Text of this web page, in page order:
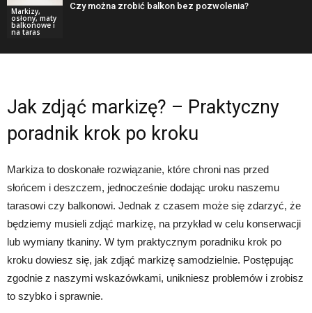
Markizy,
osłony, maty
balkonowe i
na taras
Czy można zrobić balkon bez pozwolenia?
Jak zdjąć markizę? – Praktyczny
poradnik krok po kroku
Markiza to doskonałe rozwiązanie, które chroni nas przed
słońcem i deszczem, jednocześnie dodając uroku naszemu
tarasowi czy balkonowi. Jednak z czasem może się zdarzyć, że
będziemy musieli zdjąć markizę, na przykład w celu konserwacji
lub wymiany tkaniny. W tym praktycznym poradniku krok po
kroku dowiesz się, jak zdjąć markizę samodzielnie. Postępując
zgodnie z naszymi wskazówkami, unikniesz problemów i zrobisz
to szybko i sprawnie.